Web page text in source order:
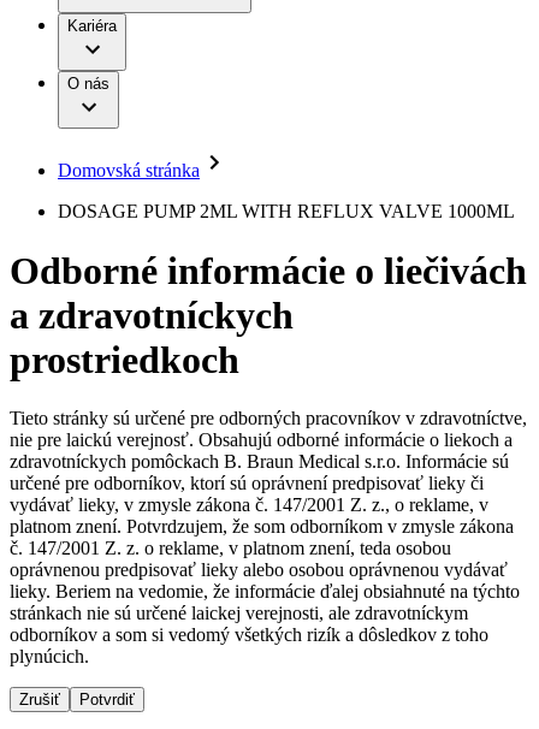
Terapie
Kontinencia a urológia
Liečba bolesti
Miniinvazívna chirurgia
Nutričná terapia
Onkológia
Ortopédia
Prevencia a kontrola infekcií
Spinálna chirurgia
Starostlivosť o rany
Uzatváranie rán
Riešenia
Terapie
B. Braun Avitum
Ochorenia
Služby pre pacientov
Dialyzačné strediská
B. Braun Avitum poskytuje kvalitnú dialyzačnú starostlivosť
vo všetkých svojich strediskách na Slovensku. Viac
informácií nájdete na stránke jednotlivých stredísk.
Práca a kariéra
Naša kultúra
Vaša príležitosť
Nájdite si prácu u nás​
Objavte svoje kariérne príležitosti ​v B. Braun. Vyhľadajte náš
trh práce​ pre zaujímavé pozície na Slovensku.​
Zodpovednosť
Médiá
Tlačové správy
Kontakt
Kontaktný formulár
Spoločnosť
Médiá
Kontakt
Kariéra
O nás
Domovská stránka
DOSAGE PUMP 2ML WITH REFLUX VALVE 1000ML
Odborné informácie o liečivách
a zdravotníckych
prostriedkoch
Tieto stránky sú určené pre odborných pracovníkov v zdravotníctve,
nie pre laickú verejnosť. Obsahujú odborné informácie o liekoch a
zdravotníckych pomôckach B. Braun Medical s.r.o. Informácie sú
určené pre odborníkov, ktorí sú oprávnení predpisovať lieky či
vydávať lieky, v zmysle zákona č. 147/2001 Z. z., o reklame, v
platnom znení. Potvrdzujem, že som odborníkom v zmysle zákona
č. 147/2001 Z. z. o reklame, v platnom znení, teda osobou
oprávnenou predpisovať lieky alebo osobou oprávnenou vydávať
lieky. Beriem na vedomie, že informácie ďalej obsiahnuté na týchto
stránkach nie sú určené laickej verejnosti, ale zdravotníckym
odborníkov a som si vedomý všetkých rizík a dôsledkov z toho
plynúcich.
Zrušiť Potvrdiť